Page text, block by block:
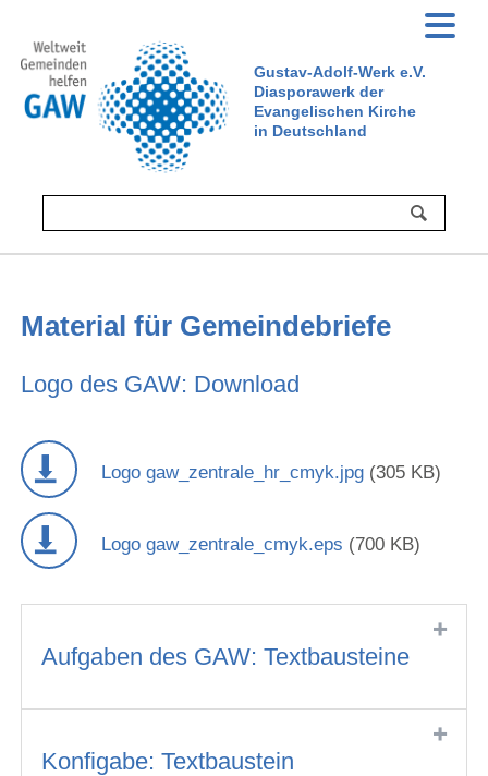
Gustav-Adolf-Werk e.V.
Diasporawerk der
Evangelischen Kirche
in Deutschland
Material für Gemeindebriefe
Logo des GAW: Download
Logo gaw_zentrale_hr_cmyk.jpg (305 KB)
Logo gaw_zentrale_cmyk.eps (700 KB)
Aufgaben des GAW: Textbausteine
Konfigabe: Textbaustein